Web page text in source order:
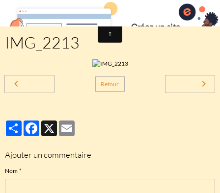
Comité des fêtes de CHEUX
IMG_2213
Retour
PartagerFacebook
X
Ajouter un commentaire
Nom